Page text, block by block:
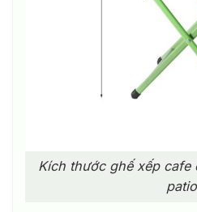
Kích thước ghế xếp cafe
patio